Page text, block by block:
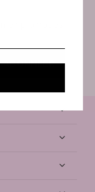
ABONNEER